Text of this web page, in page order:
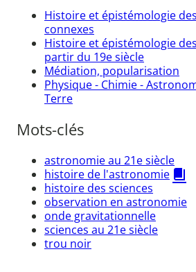
Histoire et épistémologie
connexes
Histoire et épistémologie
partir du 19e siècle
Médiation, popularisation
Physique - Chimie -
Terre
Mots-clés
astronomie au 21e siècle
histoire de l'astronomie
histoire des sciences
observation en astronomie
onde gravitationnelle
sciences au 21e siècle
trou noir